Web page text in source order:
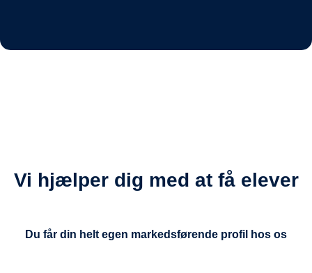
Vi hjælper dig med at få elever
Du får din helt egen markedsførende profil hos os